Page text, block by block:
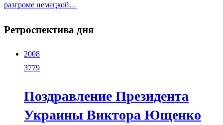
разгроме немецкой…
Ретроспектива дня
2008
3779
Поздравление Президента
Украины Виктора Ющенко